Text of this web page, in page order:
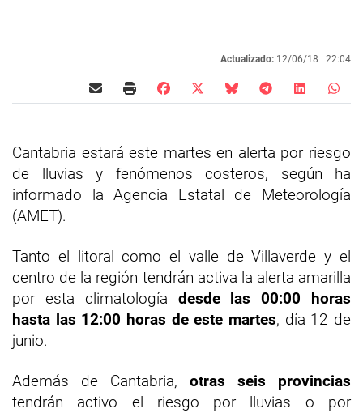
Actualizado: 12/06/18 | 22:04
Cantabria estará este martes en alerta por riesgo
de lluvias y fenómenos costeros, según ha
informado la Agencia Estatal de Meteorología
(AMET).
Tanto el litoral como el valle de Villaverde y el
centro de la región tendrán activa la alerta amarilla
por esta climatología desde las 00:00 horas
hasta las 12:00 horas de este martes, día 12 de
junio.
Además de Cantabria, otras seis provincias
tendrán activo el riesgo por lluvias o por